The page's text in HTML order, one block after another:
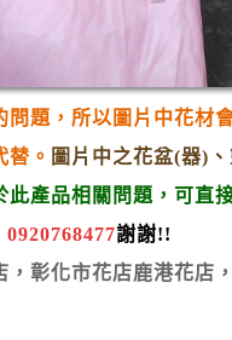
題，所以圖片中花材
。 圖片中之花盆(器)
此產品相關 問題，可直
0920768477謝謝!!
，彰化市花店鹿港花店